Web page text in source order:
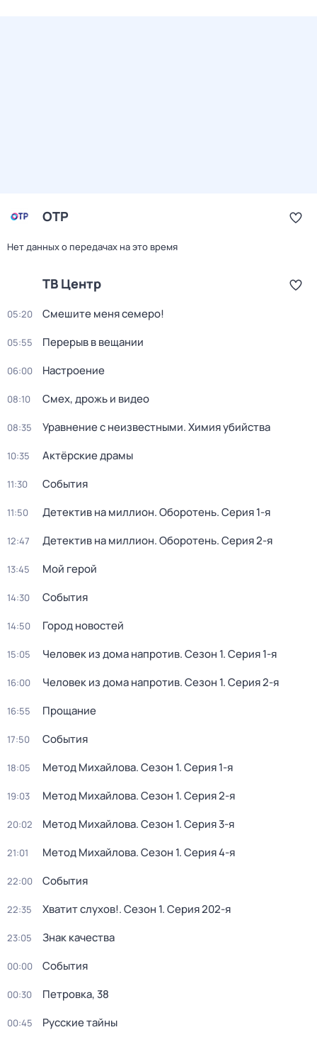
ОТР
Нет данных о передачах на это время
ТВ Центр
05:20 Смешите меня семеро!
05:55 Перерыв в вещании
06:00 Настроение
08:10 Смех, дрожь и видео
08:35 Уравнение с неизвестными. Химия убийства
10:35 Актёрские драмы
11:30 События
11:50 Детектив на миллион. Оборотень. Серия 1-я
12:47 Детектив на миллион. Оборотень. Серия 2-я
13:45 Мой герой
14:30 События
14:50 Город новостей
15:05 Человек из дома напротив. Сезон 1. Серия 1-я
16:00 Человек из дома напротив. Сезон 1. Серия 2-я
16:55 Прощание
17:50 События
18:05 Метод Михайлова. Сезон 1. Серия 1-я
19:03 Метод Михайлова. Сезон 1. Серия 2-я
20:02 Метод Михайлова. Сезон 1. Серия 3-я
21:01 Метод Михайлова. Сезон 1. Серия 4-я
22:00 События
22:35 Хватит слухов!. Сезон 1. Серия 202-я
23:05 Знак качества
00:00 События
00:30 Петровка, 38
00:45 Русские тайны